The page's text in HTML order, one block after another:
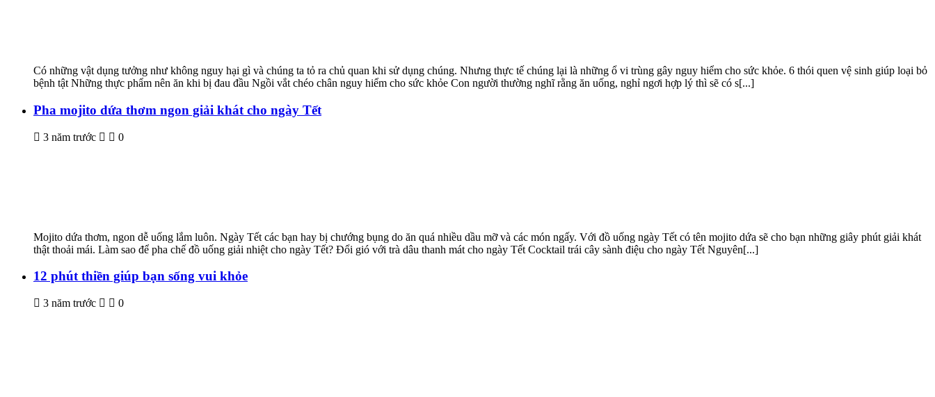
Có những vật dụng tưởng như không nguy hại gì và chúng ta tỏ ra chủ quan khi sử dụng chúng. Nhưng thực tế chúng lại là những ổ vi trùng gây nguy hiểm cho sức khỏe. 6 thói quen vệ sinh giúp loại bỏ
bệnh tật Những thực phẩm nên ăn khi bị đau đầu Ngồi vắt chéo chân nguy hiểm cho sức khỏe Con người thường nghĩ rằng ăn uống, nghỉ ngơi hợp lý thì sẽ có s[...]
Pha mojito dứa thơm ngon giải khát cho ngày Tết
3 năm trước 0
Mojito dứa thơm, ngon dễ uống lắm luôn. Ngày Tết các bạn hay bị chướng bụng do ăn quá nhiều dầu mỡ và các món ngấy. Với đồ uống ngày Tết có tên mojito dứa sẽ cho bạn những giây phút giải khát
thật thoải mái. Làm sao để pha chế đồ uống giải nhiệt cho ngày Tết? Đổi gió với trà dâu thanh mát cho ngày Tết Cocktail trái cây sành điệu cho ngày Tết Nguyên[...]
12 phút thiền giúp bạn sống vui khỏe
3 năm trước 0